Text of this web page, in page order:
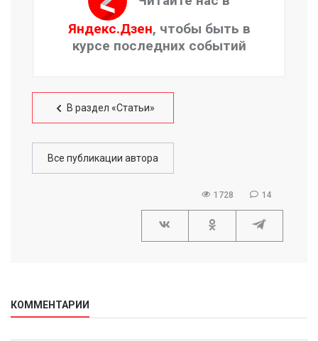
Яндекс.Дзен, чтобы быть в
курсе последних событий
В раздел «Статьи»
Все публикации автора
1728 14
КОММЕНТАРИИ